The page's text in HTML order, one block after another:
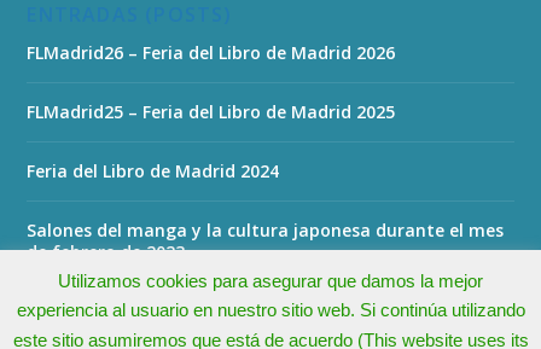
FLMadrid26 – Feria del Libro de Madrid 2026
FLMadrid25 – Feria del Libro de Madrid 2025
Feria del Libro de Madrid 2024
Salones del manga y la cultura japonesa durante el mes
de febrero de 2023
Utilizamos cookies para asegurar que damos la mejor
experiencia al usuario en nuestro sitio web. Si continúa utilizando
este sitio asumiremos que está de acuerdo (This website uses its